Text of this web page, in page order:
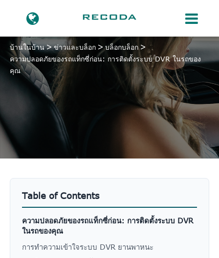
บ้านในบ้าน ข่าวและบล็อก
บล็อกบล็อก
ความปลอดภัยของรถแท็กซี่ก่อน: การติดตั้งระบบ DVR ในรถของ
คุณ
Table of Contents
ความปลอดภัยของรถแท็กซี่ก่อน: การติดตั้งระบบ DVR
ในรถของคุณ
การทำความเข้าใจระบบ DVR ยานพาหนะ